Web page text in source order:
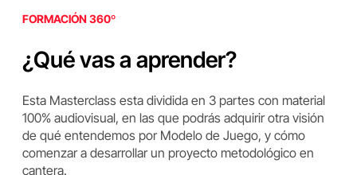
FORMACIÓN 360º
¿Qué vas a aprender?
Esta Masterclass esta dividida en 3 partes con material
100% audiovisual, en las que podrás adquirir otra visión
de qué entendemos por Modelo de Juego, y cómo
comenzar a desarrollar un proyecto metodológico en
cantera.